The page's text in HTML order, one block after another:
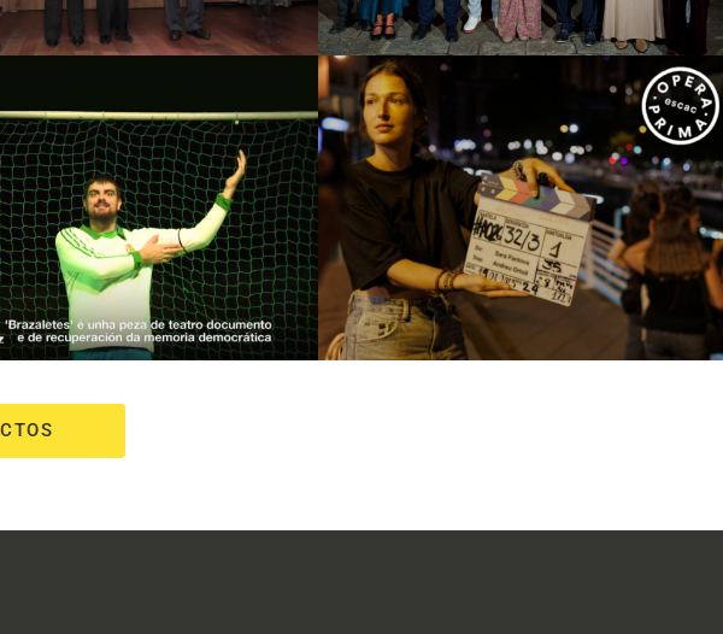
Amorodio Teatro
culturals Estratègia de
comunicació i PR
ESCAC
Campanyes culturals Estratègia de
comunicació i PR Estratègia digital i
creació de continguts